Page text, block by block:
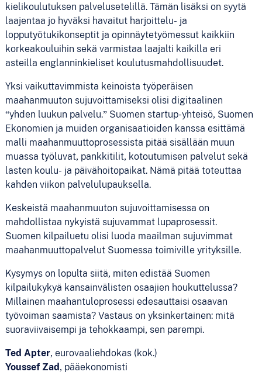
kielikoulutuksen palvelusetelillä. Tämän lisäksi on syytä
laajentaa jo hyväksi havaitut harjoittelu- ja
lopputyötukikonseptit ja opinnäytetyömessut kaikkiin
korkeakouluihin sekä varmistaa laajalti kaikilla eri
asteilla englanninkieliset koulutusmahdollisuudet.
Yksi vaikuttavimmista keinoista työperäisen
maahanmuuton sujuvoittamiseksi olisi digitaalinen
“yhden luukun palvelu.” Suomen startup-yhteisö, Suomen
Ekonomien ja muiden organisaatioiden kanssa esittämä
malli maahanmuuttoprosessista pitää sisällään muun
muassa työluvat, pankkitilit, kotoutumisen palvelut sekä
lasten koulu- ja päivähoitopaikat. Nämä pitää toteuttaa
kahden viikon palvelulupauksella.
Keskeistä maahanmuuton sujuvoittamisessa on
mahdollistaa nykyistä sujuvammat lupaprosessit.
Suomen kilpailuetu olisi luoda maailman sujuvimmat
maahanmuuttopalvelut Suomessa toimiville yrityksille.
Kysymys on lopulta siitä, miten edistää Suomen
kilpailukykyä kansainvälisten osaajien houkuttelussa?
Millainen maahantuloprosessi edesauttaisi osaavan
työvoiman saamista? Vastaus on yksinkertainen: mitä
suoraviivaisempi ja tehokkaampi, sen parempi.
Ted Apter, eurovaaliehdokas (kok.)
Youssef Zad , pääekonomisti